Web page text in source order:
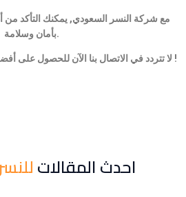
مع شركة النسر السعودي, يمكنك التأكد
بأمان وسلامة.
لا تتردد في الاتصال بنا الآن للحصول على أفضل خدمة لنقل عفشك في جدة !
احدث المقالات